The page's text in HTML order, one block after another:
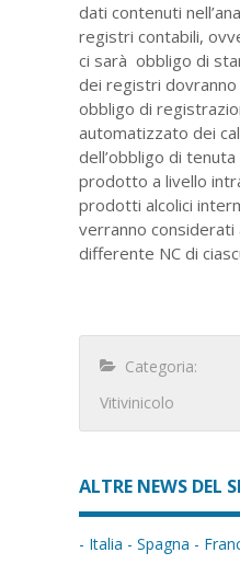
dati contenuti
registri contabili,
ci sarà obbligo di
dei registri dovranno
obbligo di
automatizzato dei
dell’obbligo di
prodotto a livello
prodotti alcolici
verranno considerati
differente NC di
Categoria:
Vitivinicolo
ALTRE NEWS DEL
- Italia - Spagna -